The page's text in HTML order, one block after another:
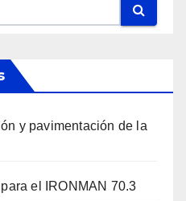
y pavimentación de la
el IRONMAN 70.3